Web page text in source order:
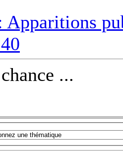
Apparitions
...